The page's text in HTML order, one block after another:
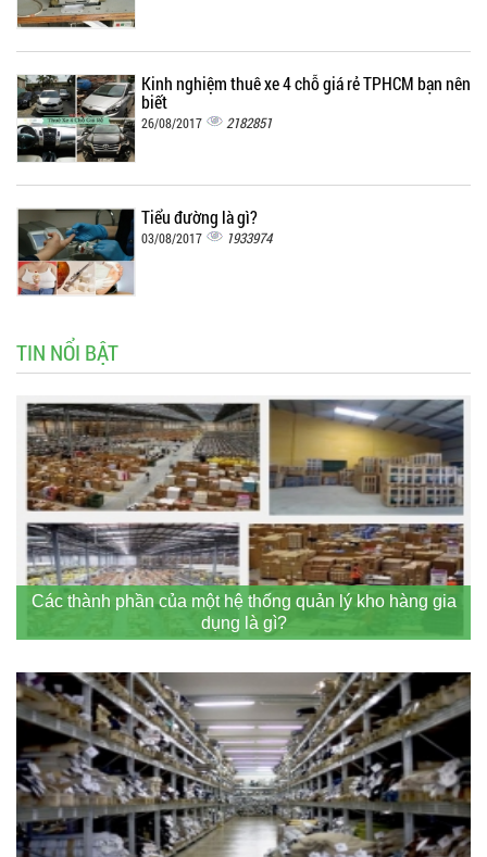
Kinh nghiệm thuê xe 4 chỗ giá rẻ TPHCM bạn nên
biết
26/08/2017 2182851
Tiểu đường là gì?
03/08/2017 1933974
TIN NỔI BẬT
Các thành phần của một hệ thống quản lý kho hàng gia
dụng là gì?